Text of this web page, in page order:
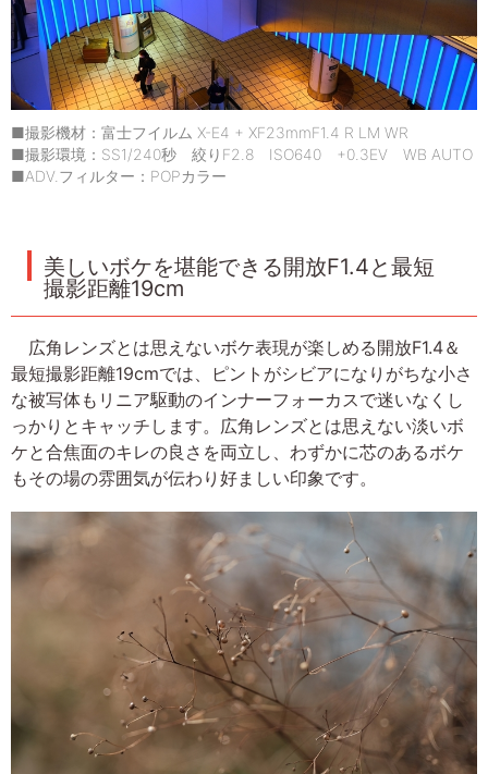
■撮影機材：富士フイルム X-E4 + XF23mmF1.4 R LM WR
■撮影環境：SS1/240秒 絞りF2.8 ISO640 +0.3EV WB AUTO
■ADV.フィルター：POPカラー
美しいボケを堪能できる開放F1.4と最短
撮影距離19cm
広角レンズとは思えないボケ表現が楽しめる開放F1.4＆
最短撮影距離19cmでは、ピントがシビアになりがちな小さ
な被写体もリニア駆動のインナーフォーカスで迷いなくし
っかりとキャッチします。広角レンズとは思えない淡いボ
ケと合焦面のキレの良さを両立し、わずかに芯のあるボケ
もその場の雰囲気が伝わり好ましい印象です。